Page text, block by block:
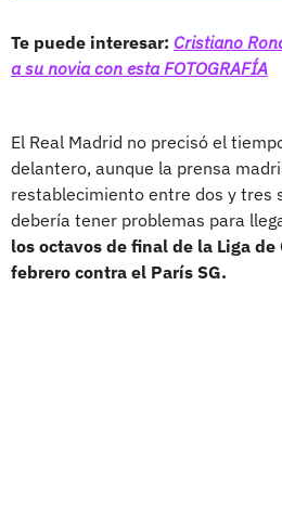
Te puede interesar: Cristiano
a su novia con esta FOTOGRAFÍA
El Real Madrid no precisó el
delantero, aunque la prensa
restablecimiento entre dos y tres
debería tener problemas para
los octavos de final de la Liga de
febrero contra el París SG.